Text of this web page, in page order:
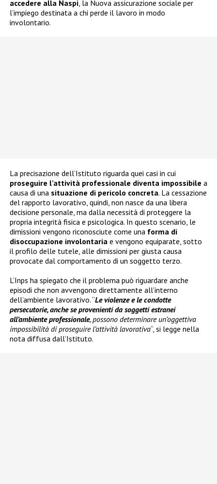
accedere alla Naspi , la Nuova assicurazione sociale per
l’impiego destinata a chi perde il lavoro in modo
involontario.
La precisazione dell’Istituto riguarda quei casi in cui
proseguire l’attività professionale diventa impossibile a
causa di una situazione di pericolo concreta. La cessazione
del rapporto lavorativo, quindi, non nasce da una libera
decisione personale, ma dalla necessità di proteggere la
propria integrità fisica e psicologica. In questo scenario, le
dimissioni vengono riconosciute come una forma di
disoccupazione involontaria e vengono equiparate, sotto
il profilo delle tutele, alle dimissioni per giusta causa
provocate dal comportamento di un soggetto terzo.
L’Inps ha spiegato che il problema può riguardare anche
episodi che non avvengono direttamente all’interno
dell’ambiente lavorativo. “Le violenze e le condotte
persecutorie, anche se provenienti da soggetti estranei
all’ambiente professionale, possono determinare un’oggettiva
impossibilità di proseguire l’attività lavorativa“, si legge nella
nota diffusa dall’Istituto.